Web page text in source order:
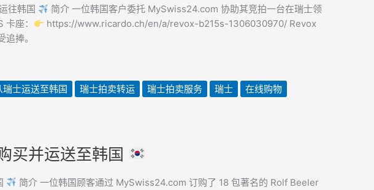
往韩国
简介 一位韩国客户委托 MySwiss24.com 协助其竞拍一台在瑞士领
座：
https://www.ricardo.ch/en/a/revox-b215s-1306030970/ Revox
捧。
瑞士运送至韩国 瑞士拍卖转运 瑞士拍卖服务 瑞士
在线购物
买并运送至韩国
简介 一位韩国顾客通过 MySwiss24.com 订购了 18 包著名的 Rolf Beeler